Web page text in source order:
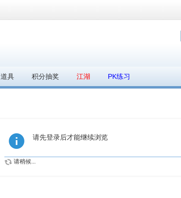
道具 积分抽奖 江湖 PK练习
请先登录后才能继续浏览
请稍候...